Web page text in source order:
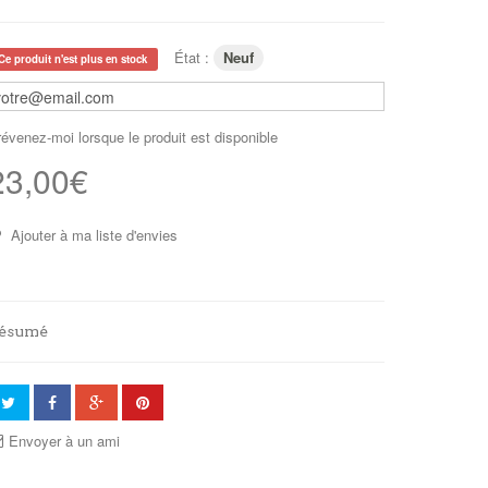
produit n'est plus en stock État : Neuf
moi lorsque le produit est disponible
Ajouter à ma liste d'envies
Envoyer à un ami